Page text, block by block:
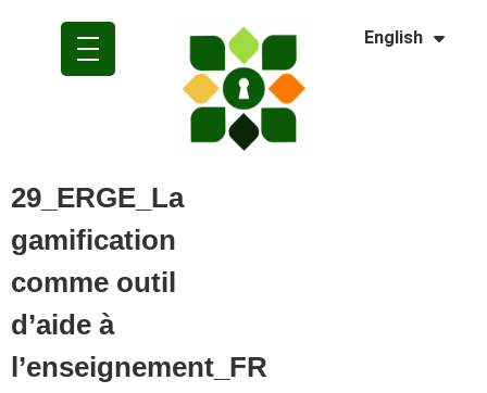
English
Polski
29_ERGE_La
gamification
comme outil
d’aide à
l’enseignement_FR